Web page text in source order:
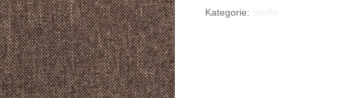
Kategorie: